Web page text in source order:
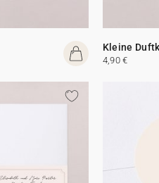
Kleine
4,90 €